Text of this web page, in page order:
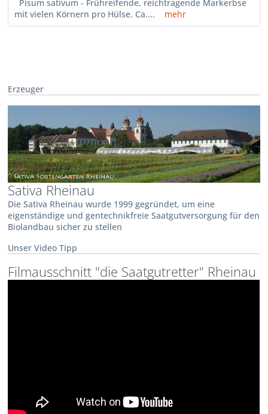
Pisum sativum - Frühreifende, reichtragende Markerbse
mit vielen Körnern pro Hülse. Ca....
mehr
Erzeuger
Sativa Rheinau
Die Sativa Rheinau wurde 1999 gegründet, um eine
eigenständige und gentechnikfreie Saatgutversorgung für den
Biolandbau sicher zu stellen
Unser Video Tipp
Filmausschnitt "die Saatgutretter" Rheinau